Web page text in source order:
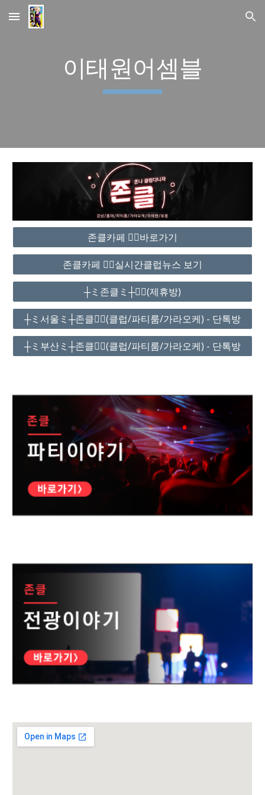
Skip to main content Skip to navigation
이태원어셈블
존클카페 ❤️‍🔥바로가기
존클카페 ❤️‍🔥실시간클럽뉴스 보기
┼ミ존클ミ┼❤️‍🔥(제휴방)
┼ミ서울ミ┼존클❤️‍🔥(클럽/파티룸/가라오케) - 단톡방
┼ミ부산ミ┼존클❤️‍🔥(클럽/파티룸/가라오케) - 단톡방